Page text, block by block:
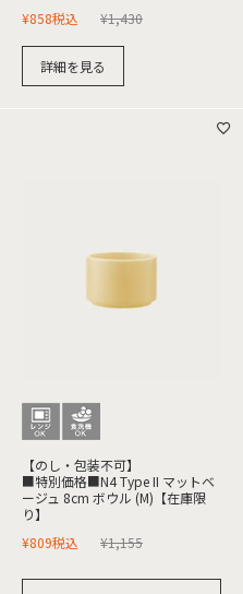
¥1,430
¥858税込
詳細を見る
【のし・包装不可】
■特別価格■N4 Type II マットベ
ージュ 8cm ボウル (M)【在庫限
り】
¥1,155
¥809税込